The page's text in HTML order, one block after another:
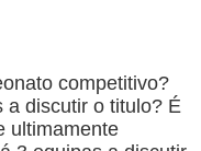
competitivo?
a discutir o titulo? É
ultimamente